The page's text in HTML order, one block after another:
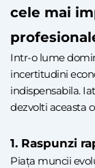
cele mai
Intr-o lume
incertitudini
indispensabila.
dezvolti aceasta
1. Raspunzi
Piața muncii